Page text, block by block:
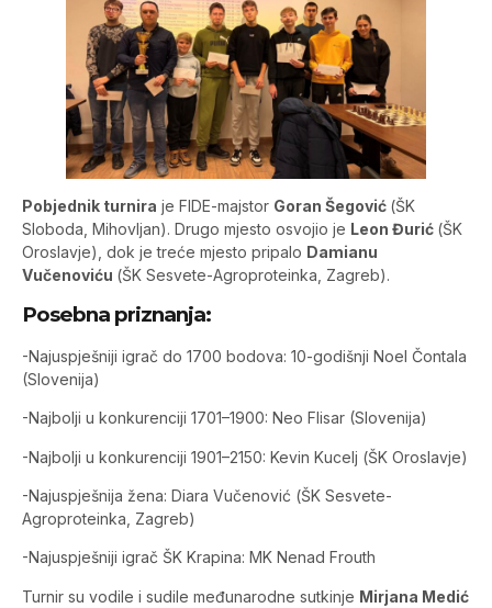
Pobjednik turnira je FIDE-majstor Goran Šegović (ŠK
Sloboda, Mihovljan). Drugo mjesto osvojio je Leon Đurić (ŠK
Oroslavje), dok je treće mjesto pripalo Damianu
Vučenoviću (ŠK Sesvete-Agroproteinka, Zagreb).
Posebna priznanja:
-Najuspješniji igrač do 1700 bodova: 10-godišnji Noel Čontala
(Slovenija)
-Najbolji u konkurenciji 1701–1900: Neo Flisar (Slovenija)
-Najbolji u konkurenciji 1901–2150: Kevin Kucelj (ŠK Oroslavje)
-Najuspješnija žena: Diara Vučenović (ŠK Sesvete-
Agroproteinka, Zagreb)
-Najuspješniji igrač ŠK Krapina: MK Nenad Frouth
Turnir su vodile i sudile međunarodne sutkinje Mirjana Medić